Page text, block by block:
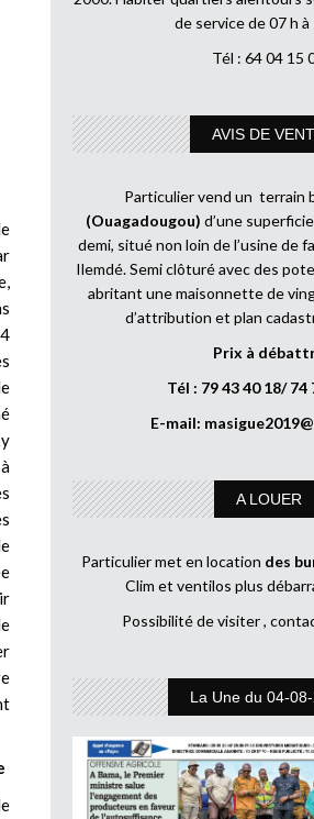
de service de 07 h à
Tél : 64 04 15
AVIS DE
Particulier vend un terrain
(Ouagadougou) d’une
demi, situé non loin de l’usine de
Ilemdé. Semi clôturé avec des
abritant une maisonnette de
d’attribution et plan
Prix à
Tél : 79 43 40 18/ 74
E-mail:
A LOUER
Particulier met en location des
Clim et ventilos plus
Possibilité de visiter ,
La Une du 04-